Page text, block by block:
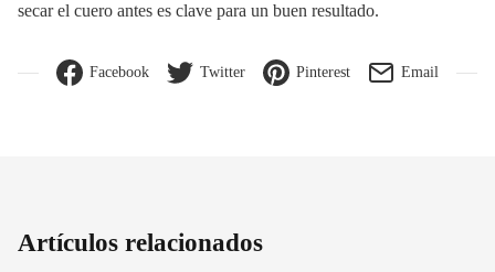
secar el cuero antes es clave para un buen resultado.
Facebook Twitter Pinterest Email
Artículos relacionados